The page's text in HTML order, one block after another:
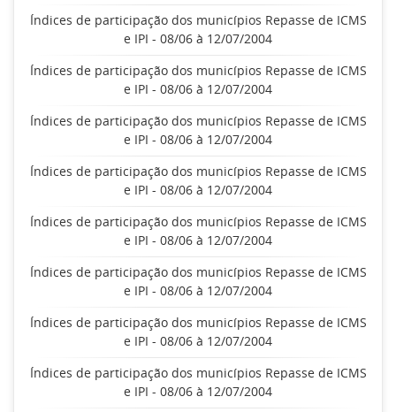
Índices de participação dos municípios Repasse de ICMS
e IPI - 08/06 à 12/07/2004
Índices de participação dos municípios Repasse de ICMS
e IPI - 08/06 à 12/07/2004
Índices de participação dos municípios Repasse de ICMS
e IPI - 08/06 à 12/07/2004
Índices de participação dos municípios Repasse de ICMS
e IPI - 08/06 à 12/07/2004
Índices de participação dos municípios Repasse de ICMS
e IPI - 08/06 à 12/07/2004
Índices de participação dos municípios Repasse de ICMS
e IPI - 08/06 à 12/07/2004
Índices de participação dos municípios Repasse de ICMS
e IPI - 08/06 à 12/07/2004
Índices de participação dos municípios Repasse de ICMS
e IPI - 08/06 à 12/07/2004